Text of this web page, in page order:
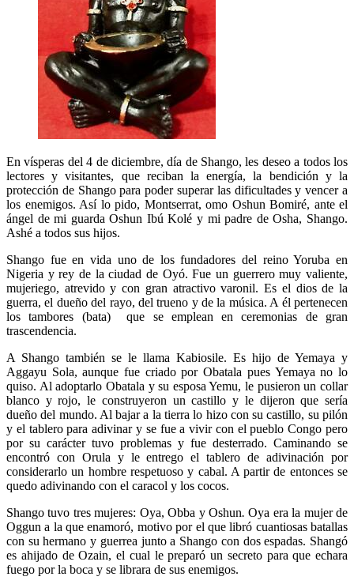
En vísperas del 4 de diciembre, día de Shango, les deseo a todos los
lectores y visitantes, que reciban la energía, la bendición y la
protección de Shango para poder superar las dificultades y vencer a
los enemigos. Así lo pido, Montserrat, omo Oshun Bomiré, ante el
ángel de mi guarda Oshun Ibú Kolé y mi padre de Osha, Shango.
Ashé a todos sus hijos.
Shango fue en vida uno de los fundadores del reino Yoruba en
Nigeria y rey de la ciudad de Oyó. Fue un guerrero muy valiente,
mujeriego, atrevido y con gran atractivo varonil. Es el dios de la
guerra, el dueño del rayo, del trueno y de la música. A él pertenecen
los tambores (bata) que se emplean en ceremonias de gran
trascendencia.
A Shango también se le llama Kabiosile. Es hijo de Yemaya y
Aggayu Sola, aunque fue criado por Obatala pues Yemaya no lo
quiso. Al adoptarlo Obatala y su esposa Yemu, le pusieron un collar
blanco y rojo, le construyeron un castillo y le dijeron que sería
dueño del mundo. Al bajar a la tierra lo hizo con su castillo, su pilón
y el tablero para adivinar y se fue a vivir con el pueblo Congo pero
por su carácter tuvo problemas y fue desterrado. Caminando se
encontró con Orula y le entrego el tablero de adivinación por
considerarlo un hombre respetuoso y cabal. A partir de entonces se
quedo adivinando con el caracol y los cocos.
Shango tuvo tres mujeres: Oya, Obba y Oshun.Oya era la mujer de
Oggun a la que enamoró, motivo por el que libró cuantiosas batallas
con su hermano y guerrea junto a Shango con dos espadas. Shangó
es ahijado de Ozain, el cual le preparó un secreto para que echara
fuego por la boca y se librara de sus enemigos.